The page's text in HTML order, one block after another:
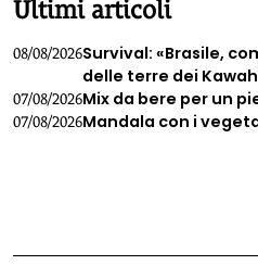
Ultimi articoli
08/08/2026Survival: «Brasile,
delle terre dei
07/08/2026Mix da bere per un
07/08/2026Mandala con i